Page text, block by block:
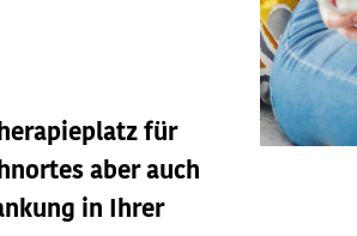
für
aber auch
in Ihrer